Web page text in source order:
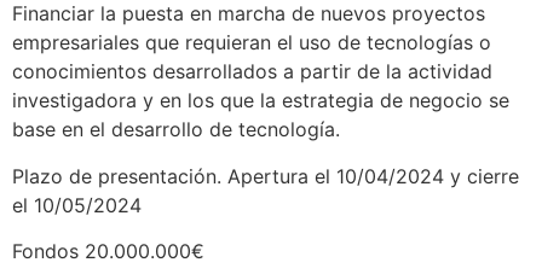
Financiar la puesta en marcha de nuevos proyectos
empresariales que requieran el uso de tecnologías o
conocimientos desarrollados a partir de la actividad
investigadora y en los que la estrategia de negocio se
base en el desarrollo de tecnología.
Plazo de presentación. Apertura el 10/04/2024 y cierre
el 10/05/2024
Fondos 20.000.000€